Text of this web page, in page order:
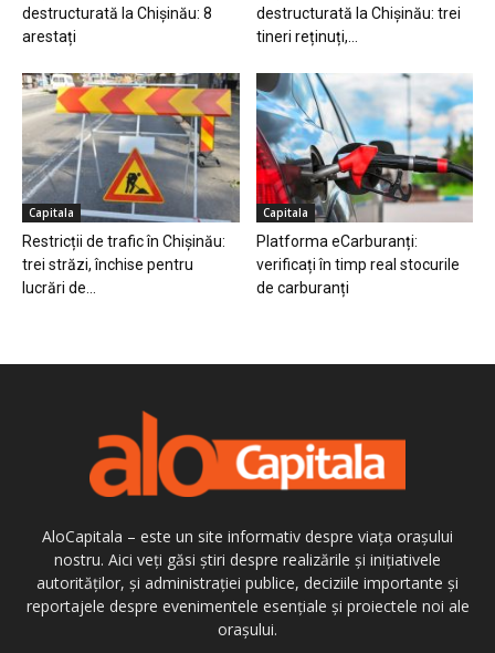
destructurată la Chișinău: 8
arestați
destructurată la Chișinău: trei
tineri reținuți,...
Capitala
Restricții de trafic în Chișinău:
trei străzi, închise pentru
lucrări de...
Capitala
Platforma eCarburanți:
verificați în timp real stocurile
de carburanți
AloCapitala – este un site informativ despre viața orașului
nostru. Aici veți găsi știri despre realizările și inițiativele
autorităților, și administrației publice, deciziile importante și
reportajele despre evenimentele esențiale și proiectele noi ale
orașului.